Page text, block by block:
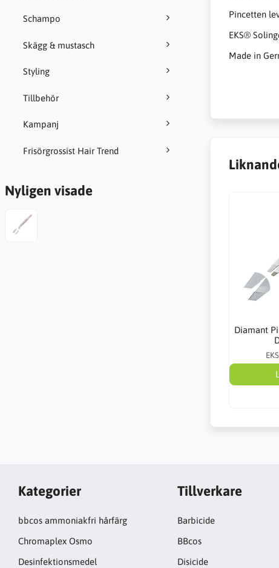
Schampo
Skägg & mustasch
Styling
Tillbehör
Kampanj
Frisörgrossist Hair Trend
Nyligen visade
Pincetten
EKS®
Made in
Diamant
Kategorier
bbcos ammoniakfri hårfärg
Chromaplex Osmo
Desinfektionsmedel
Tillverkare
Barbicide
BBcos
Disicide